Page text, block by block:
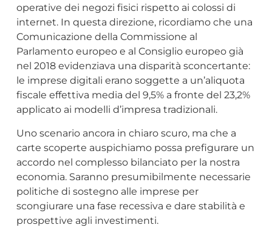
operative dei negozi fisici rispetto ai colossi di
internet. In questa direzione, ricordiamo che una
Comunicazione della Commissione al
Parlamento europeo e al Consiglio europeo già
nel 2018 evidenziava una disparità sconcertante:
le imprese digitali erano soggette a un’aliquota
fiscale effettiva media del 9,5% a fronte del 23,2%
applicato ai modelli d’impresa tradizionali.
Uno scenario ancora in chiaro scuro, ma che a
carte scoperte auspichiamo possa prefigurare un
accordo nel complesso bilanciato per la nostra
economia. Saranno presumibilmente necessarie
politiche di sostegno alle imprese per
scongiurare una fase recessiva e dare stabilità e
prospettive agli investimenti.